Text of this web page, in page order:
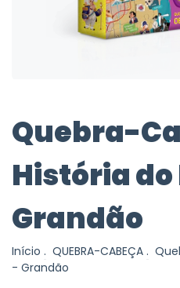
Quebra-
História
Grandão
Início . QUEBRA-CABEÇA .
- Grandão